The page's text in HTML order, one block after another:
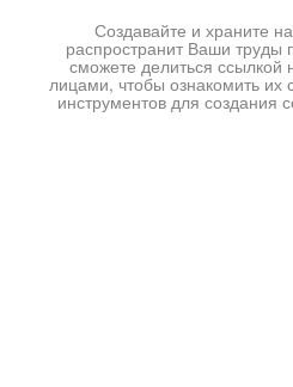
Создавайте и храните
распространит Ваши труды
сможете делиться ссылкой
лицами, чтобы ознакомить
инструментов для создания